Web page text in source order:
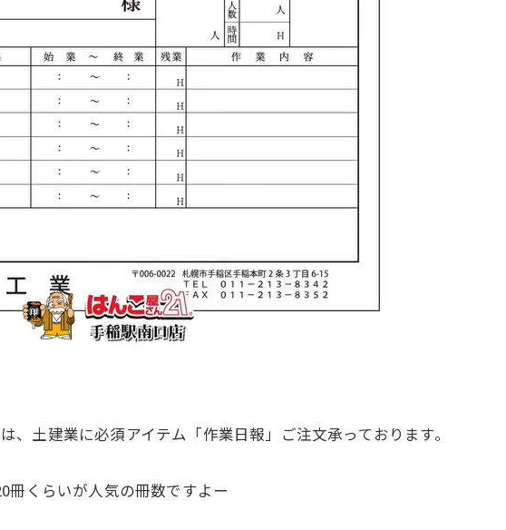
、土建業に必須アイテム「作業日報」ご注文承っております。
冊くらいが人気の冊数ですよー